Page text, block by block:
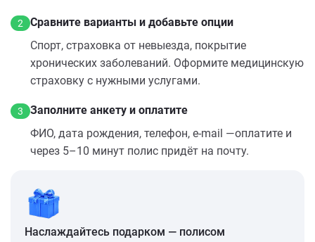
2
Сравните варианты и добавьте опции
Спорт, страховка от невыезда, покрытие
хронических заболеваний. Оформите медицинскую
страховку с нужными услугами.
3
Заполните анкету и оплатите
ФИО, дата рождения, телефон, e‑mail —оплатите и
через 5–10 минут полис придёт на почту.
Наслаждайтесь подарком — полисом